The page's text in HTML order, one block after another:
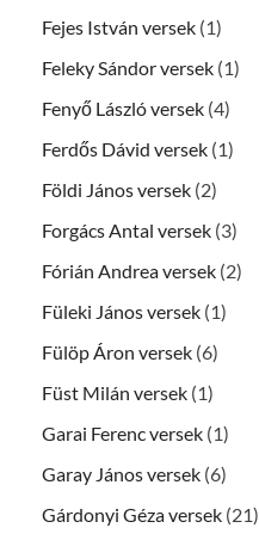
Fejes István versek (1)
Feleky Sándor versek (1)
Fenyő László versek (4)
Ferdős Dávid versek (1)
Földi János versek (2)
Forgács Antal versek (3)
Fórián Andrea versek (2)
Füleki János versek (1)
Fülöp Áron versek (6)
Füst Milán versek (1)
Garai Ferenc versek (1)
Garay János versek (6)
Gárdonyi Géza versek (21)